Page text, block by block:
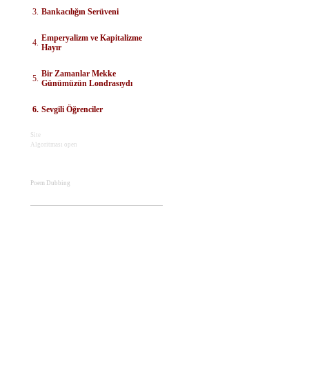
3. Bankacılığın Serüveni
4. Emperyalizm ve Kapitalizme
Hayır
5. Bir Zamanlar Mekke
Günümüzün Londrasıydı
6. Sevgili Öğrenciler
Site
Algoritması open
Poem Dubbing